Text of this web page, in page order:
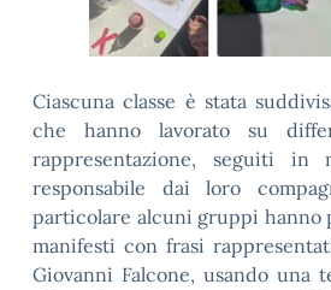
Ciascuna classe è stata
che hanno lavorato su
rappresentazione, seguiti in
responsabile dai loro
particolare alcuni gruppi hanno
manifesti con frasi
Giovanni Falcone, usando una